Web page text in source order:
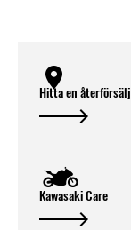
Hitta en
Kawasaki Care